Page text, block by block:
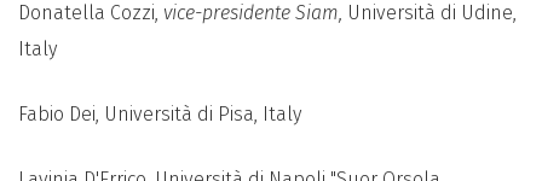
Donatella Cozzi, vice-presidente Siam, Università di Udine,
Italy
Fabio Dei, Università di Pisa, Italy